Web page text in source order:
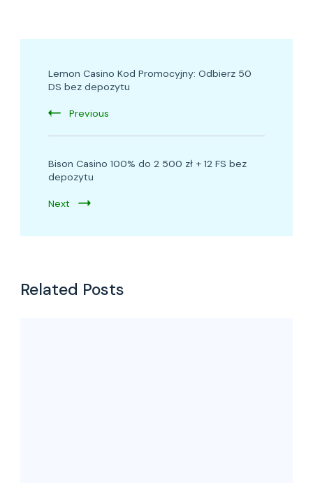
Navigation
Lemon Casino Kod Promocyjny: Odbierz 50
DS bez depozytu
Previous
Bison Casino ️100% do 2 500 zł + 12 FS bez
depozytu
Next
Related Posts